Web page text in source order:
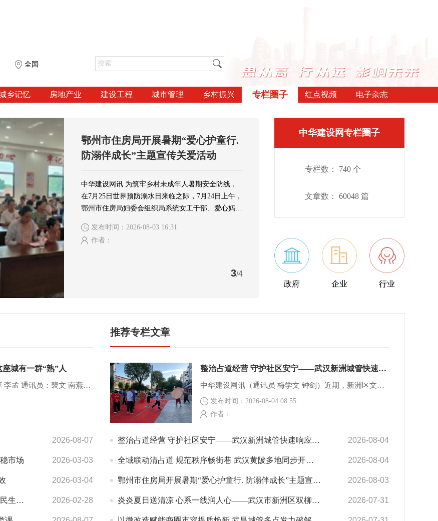
全国
乡记忆 房地产业 建设工程 城市管理 乡村振兴 专栏圈子 红点视频 电子杂志
中华建设网专栏圈子
专栏数： 740 个
文章数： 60048 篇
政府 企业 行业
3/4
鄂州市住房局开展暑期“爱心护童行.
防溺伴成长”主题宣传关爱活动
中华建设网讯 为筑牢乡村未成年人暑期安全防线，
在7月25日世界预防溺水日来临之际，7月24日上午，
鄂州市住房局妇委会组织局系统女工干部、爱心妈妈
护童行.?防溺伴成长主题宣传关爱活动。 活动现场，
志愿者们向村里的未成年人及监护人发放防溺水安全
发布时间：2026-08-03 16:31
作者：
城有一群“熟”人
中华建设网讯（记者：王燕萍 李孟 通讯员：裴文 南燕）三伏天的湖北黄冈，骄阳似火，当大多数市民在空调房里寻觅清凉时，这座城市正以创建文明城市为底色，在热浪中淬炼着动人的精神坐标，城市的脉搏因一群人的坚守而更加有力地跳动。他们是穿梭在街头巷尾的城管蓝，是拂晓时分便点亮街巷的环卫橙，是精心呵护一草一木的园林...
2026-08-07
市场 2026-03-03
2026-03-04
位 2026-02-28
推荐专栏文章
整治占道经营 守护社区安宁——武汉新洲城管快速响应居民诉求开展专项整治
中华建设网讯（通讯员 梅学文 钟剑）近期，新洲区文化社区不少居民向社区及城管部门反映，辖区多家餐饮、烧烤门店每到晚间经营高峰，将餐桌、座椅、地毯等经营物品向外铺摆，占用人行通道。依托城管进社区常态化进驻机制，新洲区城管综合执法大队驻文化社区执法队伍迅速开展专项整治，守护居民良好居住环境。 驻社区执法...
发布时间：2026-08-04 08:55
作者：
整治占道经营 守护社区安宁——武汉新洲城管快速响应居民诉求开展专项整治 2026-08-04
全域联动清占道 规范秩序畅街巷 武汉黄陂多地同步开展占道乱象专项整治 2026-08-04
鄂州市住房局开展暑期“爱心护童行. 防溺伴成长”主题宣传关爱活动 2026-08-03
炎炎夏日送清凉 心系一线润人心——武汉市新洲区双柳街道慰问高温下城市守护者 2026-07-31